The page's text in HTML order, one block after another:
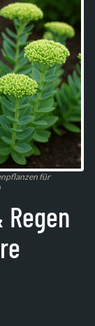
für
Regen